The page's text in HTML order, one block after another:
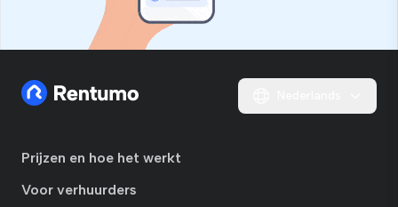
Prijzen en hoe het werkt
Voor verhuurders